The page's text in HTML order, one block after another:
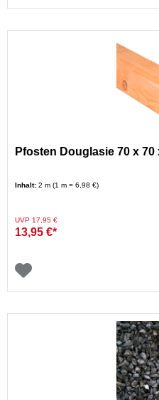
Pfosten Douglasie 70 x
Inhalt: 2 m (1 m = 6,98 €)
Preis reduziert von
UVP 17,95 €auf
13,95 €*